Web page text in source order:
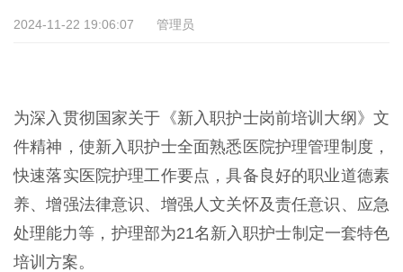
2024-11-22 19:06:07 管理员
为深入贯彻国家关于《新入职护士岗前培训大纲》文
件精神，使新入职护士全面熟悉医院护理管理制度，
快速落实医院护理工作要点，具备良好的职业道德素
养、增强法律意识、增强人文关怀及责任意识、应急
处理能力等，护理部为21名新入职护士制定一套特色
培训方案。